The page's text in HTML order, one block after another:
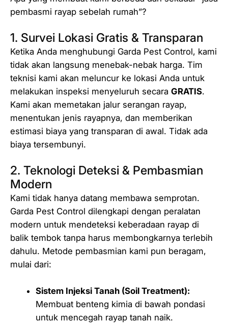
pembasmi rayap sebelah rumah”?
1. Survei Lokasi Gratis & Transparan
Ketika Anda menghubungi Garda Pest Control, kami
tidak akan langsung menebak-nebak harga. Tim
teknisi kami akan meluncur ke lokasi Anda untuk
melakukan inspeksi menyeluruh secara GRATIS.
Kami akan memetakan jalur serangan rayap,
menentukan jenis rayapnya, dan memberikan
estimasi biaya yang transparan di awal. Tidak ada
biaya tersembunyi.
2. Teknologi Deteksi & Pembasmian
Modern
Kami tidak hanya datang membawa semprotan.
Garda Pest Control dilengkapi dengan peralatan
modern untuk mendeteksi keberadaan rayap di
balik tembok tanpa harus membongkarnya terlebih
dahulu. Metode pembasmian kami pun beragam,
mulai dari:
Sistem Injeksi Tanah (Soil Treatment):
Membuat benteng kimia di bawah pondasi
untuk mencegah rayap tanah naik.